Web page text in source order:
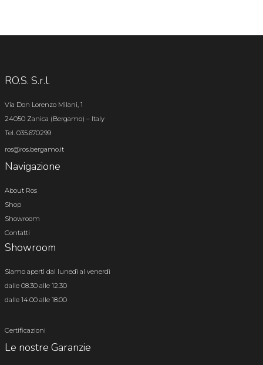
RO.S. S.r.l.
Via Don Lorenzo Milani, 1
24050 Zanica (Bergamo) – Italy
Tel. 035.670299
ros@ros.bergamo.it
Navigazione
About Ros
Shop
Showroom
Contatti
Showroom
Siamo aperti dal lunedì al venerdì
dalle 08.30 alle 12.30
dalle 14.00 alle 18.00
Certificazioni
Le nostre Garanzie